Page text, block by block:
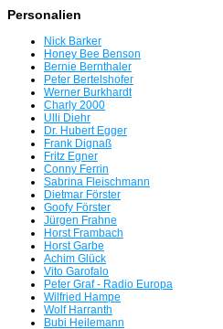
Antenne Austria
Interview mit dem
Tag der offenen Tür
Radio Bavaria International plant
FM Kompakt besucht
Personalien
Nick Barker
Honey Bee Benson
Bernie Bernthaler
Peter Bertelshofer
Werner Burkhardt
Charly 2000
Ulli Diehr
Dr. Hubert Egger
Frank Dignaß
Fritz Egner
Conny Ferrin
Sabrina Fleischmann
Dietmar Förster
Goofy Förster
Jürgen Frahne
Horst Frambach
Horst Garbe
Achim Glück
Vito Garofalo
Peter Graf - Radio Europa
Wilfried Hampe
Wolf Harranth
Bubi Heilemann